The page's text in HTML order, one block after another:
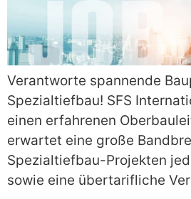
Verantworte spannende
Spezialtiefbau! SFS
einen erfahrenen
erwartet eine große
Spezialtiefbau-Projekten
sowie eine übertarifliche